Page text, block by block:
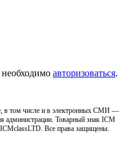
авторизоваться.
в том числе и в электронных СМИ —
администрации. Товарный знак ICM
ICMclassLTD. Все права защищены.